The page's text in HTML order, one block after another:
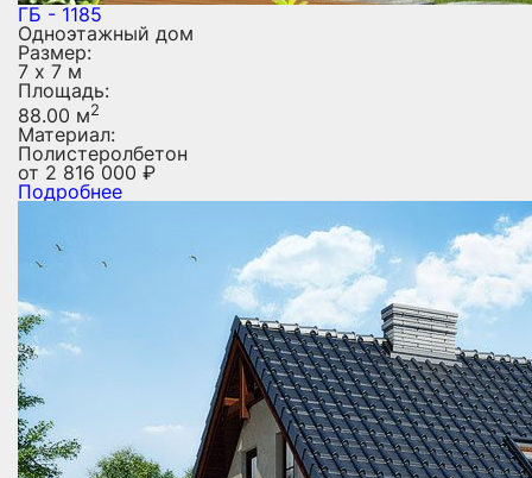
ГБ - 1185
Одноэтажный дом
Размер:
7 х 7 м
Площадь:
88.00 м2
Материал:
Полистеролбетон
от 2 816 000 ₽
Подробнее